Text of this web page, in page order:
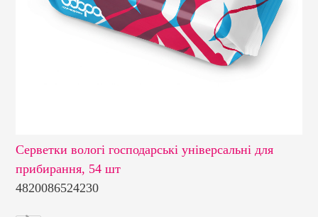
Серветки вологі господарські універсальні для
прибирання, 54 шт
4820086524230